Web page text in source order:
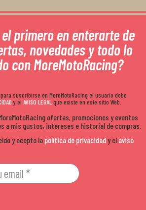
primero en enterarte de
novedades y todo lo
con MoreMotoRacing?
suscribirse en MoreMotoRacing el usuario debe
y el AVISO LEGALque existe en este sitio Web.
ofertas, promociones y eventos
a mis gustos, intereses e historial de compras.
y acepto la política de privacidady el aviso